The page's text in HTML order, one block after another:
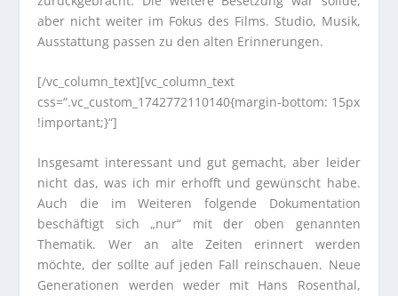
aber nicht weiter im Fokus des Films. Studio, Musik,
Ausstattung passen zu den alten Erinnerungen.
[/vc_column_text][vc_column_text
css=“.vc_custom_1742772110140{margin-bottom: 15px
!important;}“]
Insgesamt interessant und gut gemacht, aber leider
nicht das, was ich mir erhofft und gewünscht habe.
Auch die im Weiteren folgende Dokumentation
beschäftigt sich „nur“ mit der oben genannten
Thematik. Wer an alte Zeiten erinnert werden
möchte, der sollte auf jeden Fall reinschauen. Neue
Generationen werden weder mit Hans Rosenthal,